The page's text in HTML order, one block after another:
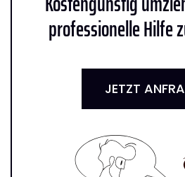
professionelle Hilfe
JETZT